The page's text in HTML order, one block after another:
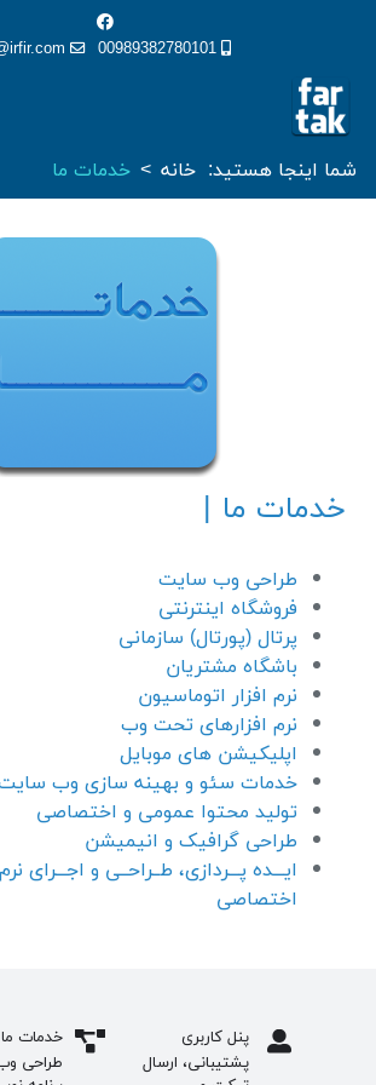
00989382780101
شما اینجا هستید: خانه خدمات ما
خدمات ما |
طراحی وب سایت
فروشگاه اینترنتی
پرتال (پورتال) سازمانی
باشگاه مشتریان
نرم افزار اتوماسیون
نرم افزارهای تحت وب
اپلیکیشن های موبایل
خدمات سئو و بهینه سازی وب
تولید محتوا عمومی و اختصاصی
طراحی گرافیک و انیمیشن
ایـــده پـــردازی، طــراحــی و اجـــرای
اختصاصی
پنل کاربری
پشتیبانی، ارسال
خدمات ما
طراحی